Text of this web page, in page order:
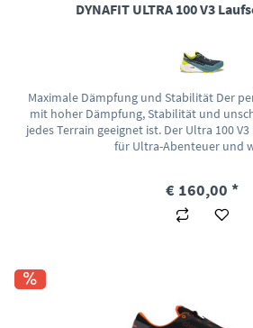
DYNAFIT ULTRA 100 V3
Maximale Dämpfung und Stabilität Der
mit hoher Dämpfung, Stabilität und
jedes Terrain geeignet ist. Der Ultra 100
für Ultra-Abenteuer und
€ 160,00 *